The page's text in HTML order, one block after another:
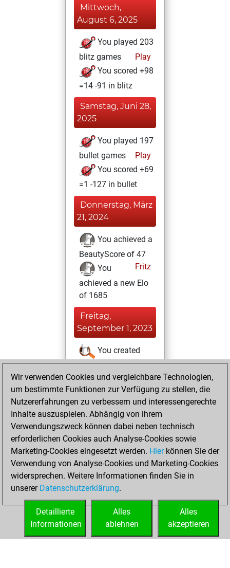
Mittwoch,
August 6, 2025
You played 203
blitz games
Play
You scored +98
=14 -91 in blitz
Samstag, Juni 28,
2025
You played 197
bullet games
Play
You scored +69
=1 -127 in bullet
Donnerstag, März
21, 2024
You achieved a
BeautyScore of 47
Fritz
You
achieved a new Elo
of 1685
Freitag,
September 1, 2023
You created
your Studies account
Studies
Dienstag,
Januar 10, 2023
You won
against Fritz
Fritz
Freitag, Mai 21,
2021
You created
your Fritz account
Wir verwenden Cookies und vergleichbare Technologien,
um bestimmte Funktionen zur Verfügung zu stellen, die
Nutzererfahrungen zu verbessern und interessengerechte
Inhalte auszuspielen. Abhängig von ihrem
Verwendungszweck können dabei neben technisch
erforderlichen Cookies auch Analyse-Cookies sowie
Marketing-Cookies eingesetzt werden. Hierkönnen Sie der
Verwendung von Analyse-Cookies und Marketing-Cookies
widersprechen. Weitere Informationen finden Sie in
unserer Datenschutzerklärung.
Alles
akzeptieren
Alles
ablehnen
Detaillierte
Informationen